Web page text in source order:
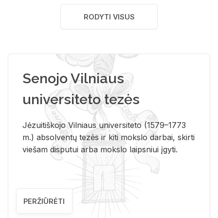
RODYTI VISUS
Senojo Vilniaus
universiteto tezės
Jėzuitiškojo Vilniaus universiteto (1579–1773
m.) absolventų tezės ir kiti mokslo darbai, skirti
viešam disputui arba mokslo laipsniui įgyti.
PERŽIŪRĖTI